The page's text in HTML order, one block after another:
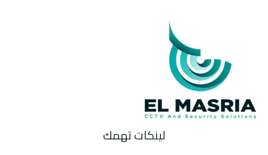
لينكات تهمك